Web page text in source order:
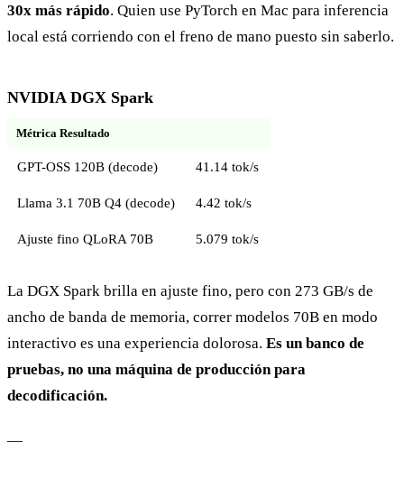
30x más rápido. Quien use PyTorch en Mac para inferencia
local está corriendo con el freno de mano puesto sin saberlo.
NVIDIA DGX Spark
Métrica Resultado
GPT-OSS 120B (decode) 41.14 tok/s
Llama 3.1 70B Q4 (decode) 4.42 tok/s
Ajuste fino QLoRA 70B 5.079 tok/s
La DGX Spark brilla en ajuste fino, pero con 273 GB/s de
ancho de banda de memoria, correr modelos 70B en modo
interactivo es una experiencia dolorosa. Es un banco de
pruebas, no una máquina de producción para
decodificación.
—